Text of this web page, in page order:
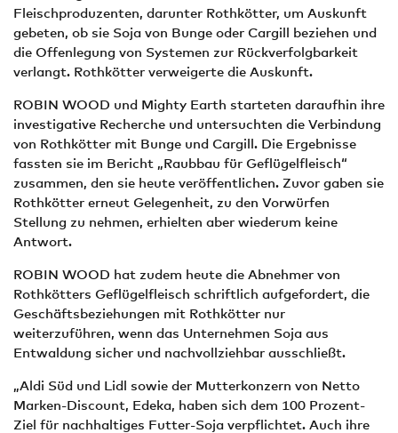
Fleischproduzenten, darunter Rothkötter, um Auskunft
gebeten, ob sie Soja von Bunge oder Cargill beziehen und
die Offenlegung von Systemen zur Rückverfolgbarkeit
verlangt. Rothkötter verweigerte die Auskunft.
ROBIN WOOD und Mighty Earth starteten daraufhin ihre
investigative Recherche und untersuchten die Verbindung
von Rothkötter mit Bunge und Cargill. Die Ergebnisse
fassten sie im Bericht „Raubbau für Geflügelfleisch“
zusammen, den sie heute veröffentlichen. Zuvor gaben sie
Rothkötter erneut Gelegenheit, zu den Vorwürfen
Stellung zu nehmen, erhielten aber wiederum keine
Antwort.
ROBIN WOOD hat zudem heute die Abnehmer von
Rothkötters Geflügelfleisch schriftlich aufgefordert, die
Geschäftsbeziehungen mit Rothkötter nur
weiterzuführen, wenn das Unternehmen Soja aus
Entwaldung sicher und nachvollziehbar ausschließt.
„Aldi Süd und Lidl sowie der Mutterkonzern von Netto
Marken-Discount, Edeka, haben sich dem 100 Prozent-
Ziel für nachhaltiges Futter-Soja verpflichtet. Auch ihre